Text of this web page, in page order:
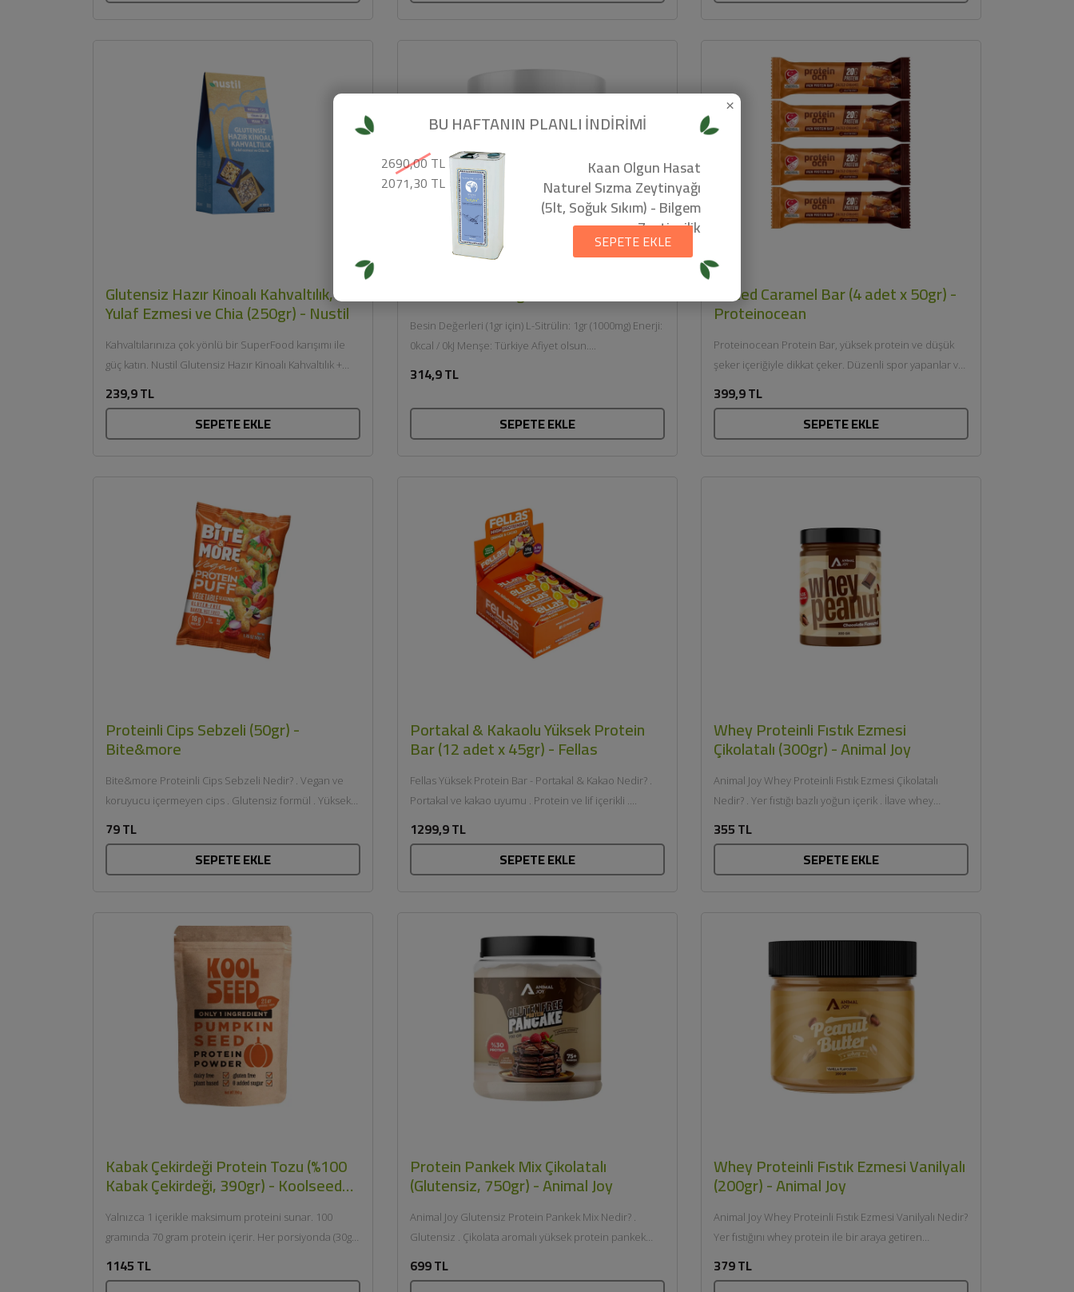
Glutensiz Hazır Kinoalı Kahvaltılık,
Yulaf Ezmesi ve Chia (250gr) - Nustil
Kahvaltılarınıza çok yönlü bir SuperFood karışımı ile
güç katın. Nustil Glutensiz Hazır Kinoalı Kahvaltılık +
239,9 TL
SEPETE EKLE
L-Citrulline (120gr) - Proteinocean
Besin Değerleri (1gr için) L-Sitrülin: 1gr (1000mg) Enerji:
0kcal / 0kJ Menşe: Türkiye Afiyet olsun....
314,9 TL
SEPETE EKLE
Salted Caramel Bar (4 adet x 50gr) -
Proteinocean
Proteinocean Protein Bar, yüksek protein ve düşük
şeker içeriğiyle dikkat çeker. Düzenli spor yapanlar ve
399,9 TL
SEPETE EKLE
Proteinli Cips Sebzeli (50gr) -
Bite&more
Bite&more Proteinli Cips Sebzeli Nedir? . Vegan ve
koruyucu içermeyen cips . Glutensiz formül . Yüksek
79 TL
SEPETE EKLE
Portakal & Kakaolu Yüksek Protein
Bar (12 adet x 45gr) - Fellas
Fellas Yüksek Protein Bar - Portakal & Kakao Nedir? .
Portakal ve kakao uyumu . Protein ve lif içerikli ....
1299,9 TL
SEPETE EKLE
Whey Proteinli Fıstık Ezmesi
Çikolatalı (300gr) - Animal Joy
Animal Joy Whey Proteinli Fıstık Ezmesi Çikolatalı
Nedir? . Yer fıstığı bazlı yoğun içerik . İlave whey
355 TL
SEPETE EKLE
Kabak Çekirdeği Protein Tozu (%100
Kabak Çekirdeği, 390gr) - Koolseed
Nutrition
Yalnızca 1 içerikle maksimum proteini sunar. 100
gramında 70 gram protein içerir. Her porsiyonda (30gr)
1145 TL
Protein Pankek Mix Çikolatalı
(Glutensiz, 750gr) - Animal Joy
Animal Joy Glutensiz Protein Pankek Mix Nedir? .
Glutensiz . Çikolata aromalı yüksek protein pankek
699 TL
Whey Proteinli Fıstık Ezmesi Vanilyalı
(200gr) - Animal Joy
Animal Joy Whey Proteinli Fıstık Ezmesi Vanilyalı Nedir?
Yer fıstığını whey protein ile bir araya getiren
379 TL
×
BU HAFTANIN PLANLI İNDİRİMİ
2690,00 TL
2071,30 TL
Kaan Olgun Hasat
Naturel Sızma Zeytinyağı
(5lt, Soğuk Sıkım) - Bilgem
Zeytincilik
SEPETE EKLE